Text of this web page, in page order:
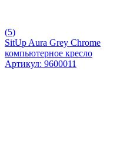
(5)
SitUp Aura Grey Chrome
компьютерное кресло
Артикул: 9600011